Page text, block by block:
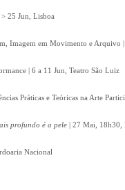
> 25 Jun, Lisboa
Imagem em Movimento e Arquivo
| 6 a 11 Jun, Teatro São Luiz
Práticas e Teóricas na Arte
profundo é a pele | 27 Mai, 18h30,
Nacional